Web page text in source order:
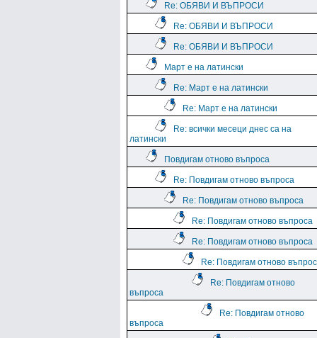
Re: ОБЯВИ И ВЪПРОСИ
Re: ОБЯВИ И ВЪПРОСИ
Re: ОБЯВИ И ВЪПРОСИ
Март е на латински
Re: Март е на латински
Re: Март е на латински
Re: всички месеци днес са на
латински
Повдигам отново въпроса
Re: Повдигам отново въпроса
Re: Повдигам отново въпроса
Re: Повдигам отново въпроса
Re: Повдигам отново въпроса
Re: Повдигам отново
Re: Повдигам отново
въпроса
Re: Повдигам отново
въпроса